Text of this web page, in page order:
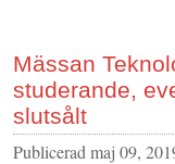
Mässan
studerande,
slutsålt
Publicerad maj 09,